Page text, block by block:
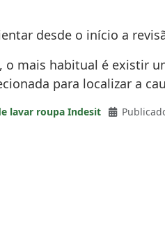
desde o início a
mais habitual é existir
para localizar a
lavar roupa Indesit